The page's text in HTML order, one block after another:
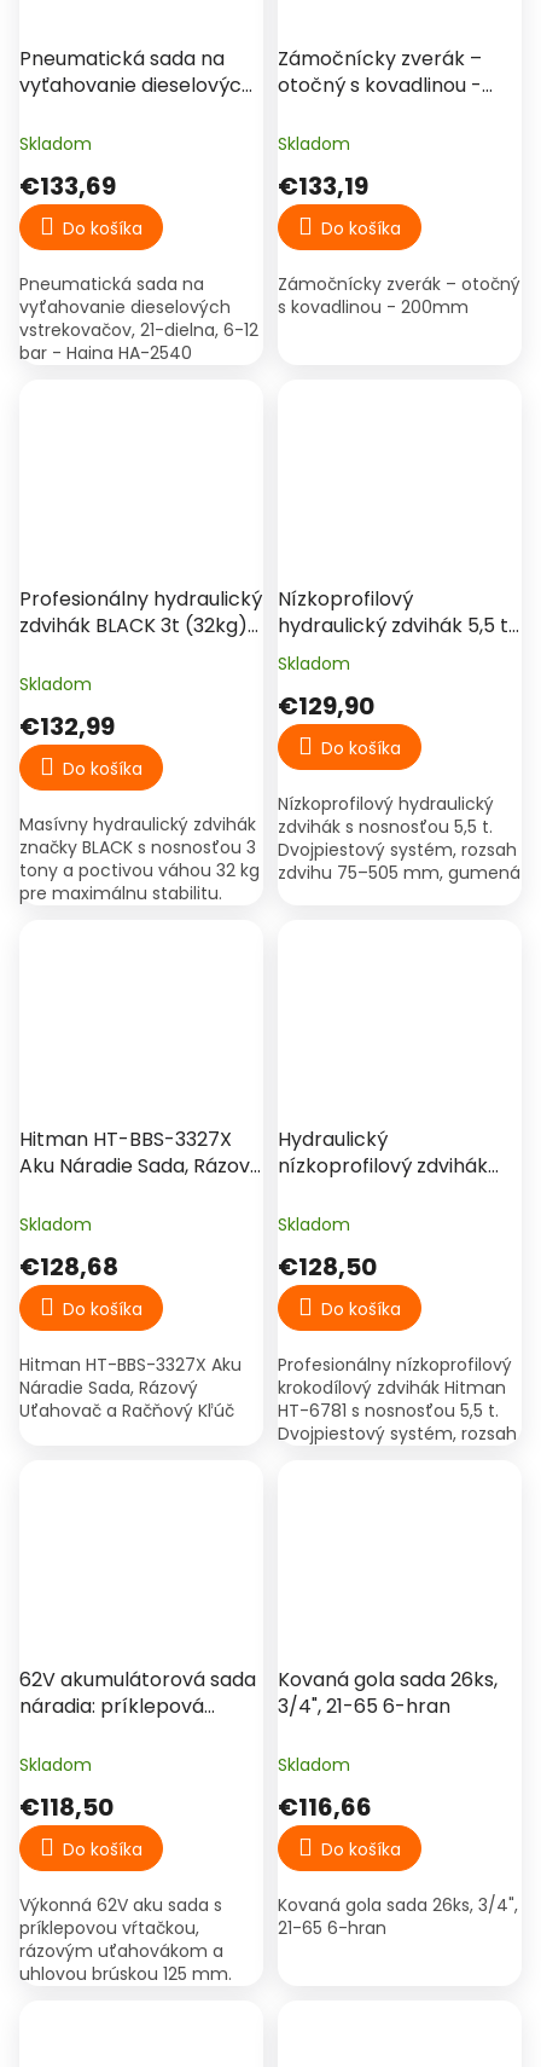
Pneumatická sada na
vyťahovanie dieselových
6-12 bar - Haina HA-2540
Skladom
€133,69
Do košíka
Pneumatická sada na
vyťahovanie dieselových
vstrekovačov, 21-dielna, 6-12
bar - Haina HA-2540
Zámočnícky zverák –
otočný s kovadlinou -
Skladom
€133,19
Do košíka
Zámočnícky zverák – otočný
s kovadlinou - 200mm
Profesionálny hydraulický
zdvihák BLACK 3t (32kg)
Skladom
€132,99
Do košíka
Masívny hydraulický zdvihák
značky BLACK s nosnosťou 3
tony a poctivou váhou 32 kg
pre maximálnu stabilitu.
Nízkoprofilový
hydraulický zdvihák 5,5 t
Kraftech – dvojpiestový,
dielenský
Priemerné
produktu
je
5,0
5
hviezdičiek.
Skladom
€129,90
Do košíka
Nízkoprofilový hydraulický
zdvihák s nosnosťou 5,5 t.
Dvojpiestový systém, rozsah
zdvihu 75–505 mm, gumená
Hitman HT-BBS-3327X
Aku Náradie Sada, Rázový
Kľúč
Skladom
€128,68
Do košíka
Hitman HT-BBS-3327X Aku
Náradie Sada, Rázový
Uťahovač a Račňový Kľúč
Hydraulický
nízkoprofilový zdvihák
mm
Skladom
€128,50
Do košíka
Profesionálny nízkoprofilový
krokodílový zdvihák Hitman
HT-6781 s nosnosťou 5,5 t.
Dvojpiestový systém, rozsah
62V akumulátorová sada
náradia: príklepová
uťahovák, uhlová brúska
– HT-BACD-2453R
Skladom
€118,50
Do košíka
Výkonná 62V aku sada s
príklepovou vŕtačkou,
rázovým uťahovákom a
uhlovou brúskou 125 mm.
Kovaná gola sada 26ks,
3/4", 21-65 6-hran
Skladom
€116,66
Do košíka
Kovaná gola sada 26ks, 3/4",
21-65 6-hran